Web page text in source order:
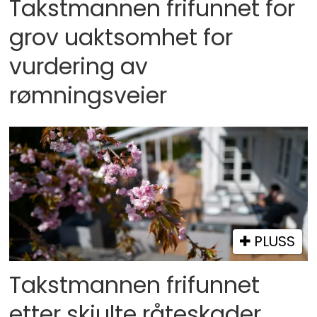
Takstmannen frifunnet for
grov uaktsomhet for
vurdering av
rømningsveier
PLUSS
Takstmannen frifunnet